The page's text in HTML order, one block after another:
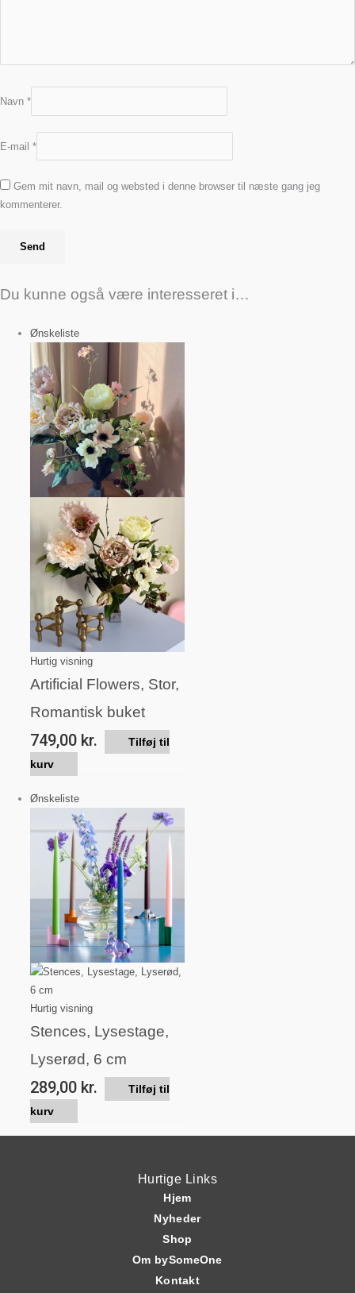
Navn *
E-mail *
Gem mit navn, mail og websted i denne browser til næste gang jeg
kommenterer.
Du kunne også være interesseret i…
Ønskeliste
Hurtig visning
Artificial Flowers, Stor,
Romantisk buket
749,00 kr.
Tilføj til
kurv
Ønskeliste
Hurtig visning
Stences, Lysestage,
Lyserød, 6 cm
289,00 kr.
Tilføj til
kurv
Hurtige Links
Hjem
Nyheder
Shop
Om bySomeOne
Kontakt